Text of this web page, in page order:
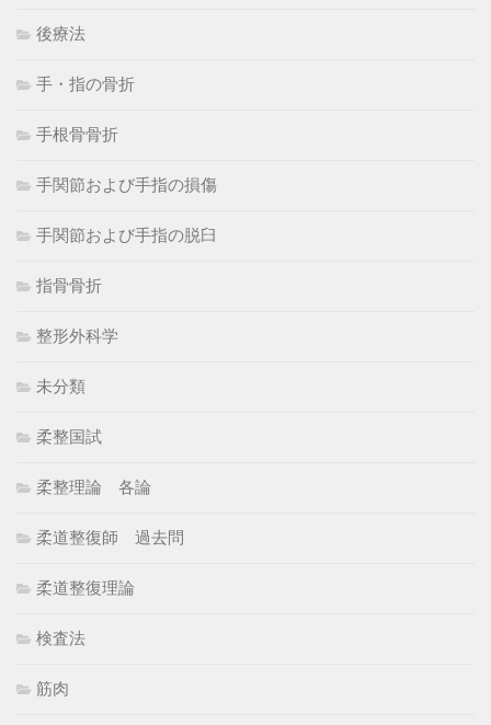
後療法
手・指の骨折
手根骨骨折
手関節および手指の損傷
手関節および手指の脱臼
指骨骨折
整形外科学
未分類
柔整国試
柔整理論 各論
柔道整復師 過去問
柔道整復理論
検査法
筋肉